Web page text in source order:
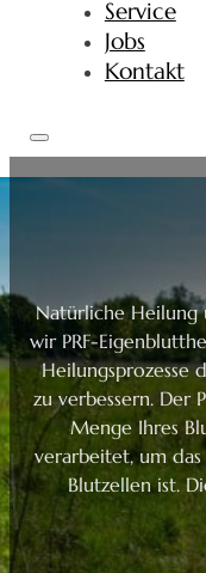
Service
Jobs
Kontakt
Natürliche Heilung
wir PRF-
Heilungsprozesse
zu verbessern. Der
Menge Ihres
verarbeitet, um
Blutzellen ist.